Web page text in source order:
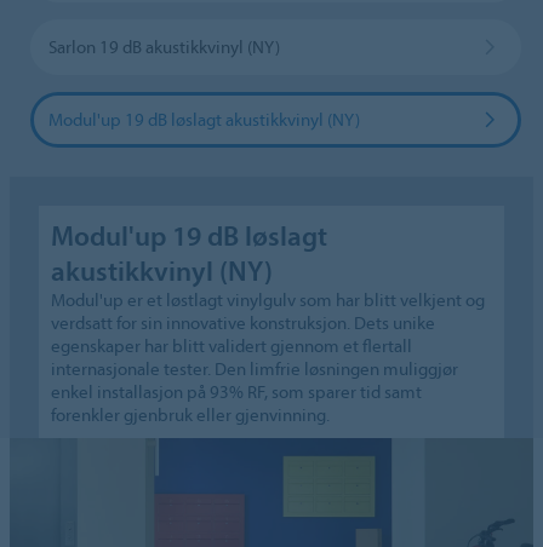
Sarlon 19 dB akustikkvinyl (NY)
Modul'up 19 dB løslagt akustikkvinyl (NY)
Modul'up 19 dB løslagt
akustikkvinyl (NY)
Modul'up er et løstlagt vinylgulv som har blitt velkjent og
verdsatt for sin innovative konstruksjon. Dets unike
egenskaper har blitt validert gjennom et flertall
internasjonale tester. Den limfrie løsningen muliggjør
enkel installasjon på 93% RF, som sparer tid samt
forenkler gjenbruk eller gjenvinning.